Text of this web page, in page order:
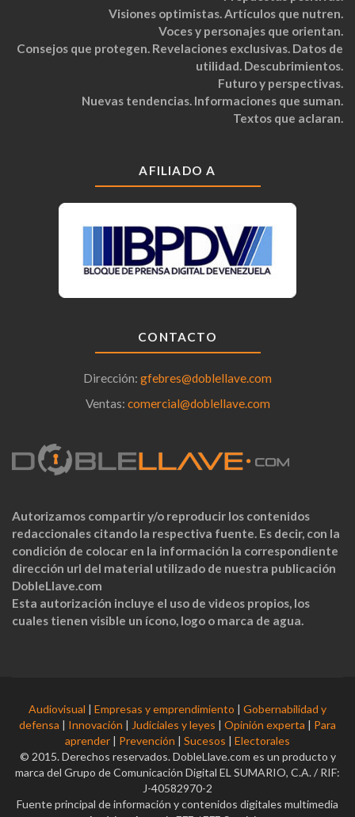
Visiones optimistas. Artículos que nutren.
Voces y personajes que orientan.
Consejos que protegen. Revelaciones exclusivas. Datos de
utilidad. Descubrimientos.
Futuro y perspectivas.
Nuevas tendencias. Informaciones que suman.
Textos que aclaran.
AFILIADO A
CONTACTO
Dirección: gfebres@doblellave.com
Ventas: comercial@doblellave.com
Autorizamos compartir y/o reproducir los contenidos
redaccionales citando la respectiva fuente. Es decir, con la
condición de colocar en la información la correspondiente
dirección url del material utilizado de nuestra publicación
DobleLlave.com
Esta autorización incluye el uso de videos propios, los
cuales tienen visible un ícono, logo o marca de agua.
Audiovisual | Empresas y emprendimiento | Gobernabilidad y
defensa | Innovación | Judiciales y leyes | Opinión experta | Para
aprender | Prevención | Sucesos | Electorales
© 2015. Derechos reservados. DobleLlave.com es un producto y
marca del Grupo de Comunicación Digital EL SUMARIO, C.A. / RIF:
J-40582970-2
Fuente principal de información y contenidos digitales multimedia